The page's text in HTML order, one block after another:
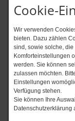
Cookie-
Wir verwenden
bieten. Dazu zählen
sind, sowie solche,
Komforteinstellungen
werden. Sie können
zulassen möchten.
Einstellungen
Verfügung stehen.
Sie können Ihre
Datenschutzerklärung
News-Ticker